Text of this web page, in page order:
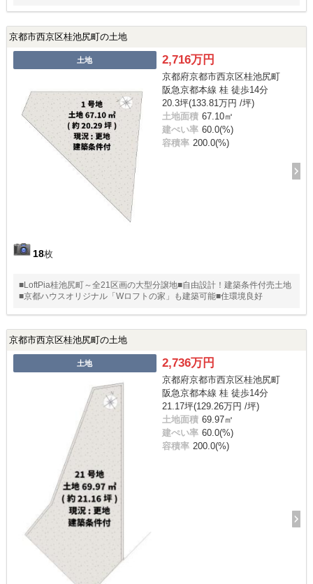
京都市西京区桂池尻町の土地
土地
18枚
2,716万円
京都府京都市西京区桂池尻町
阪急京都本線 桂 徒歩14分
20.3坪(133.81万円 /坪)
土地面積 67.10㎡
建ぺい率 60.0(%)
容積率 200.0(%)
■LoftPia桂池尻町～全21区画の大型分譲地■自由設計！建築条件付売土地
■京都ハウスオリジナル「Wロフトの家」も建築可能■住環境良好
京都市西京区桂池尻町の土地
土地 2,736万円
京都府京都市西京区桂池尻町
阪急京都本線 桂 徒歩14分
21.17坪(129.26万円 /坪)
土地面積 69.97㎡
建ぺい率 60.0(%)
容積率 200.0(%)